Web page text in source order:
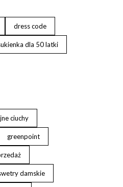
dress code
dla 50 latki
ciuchy
greenpoint
damskie